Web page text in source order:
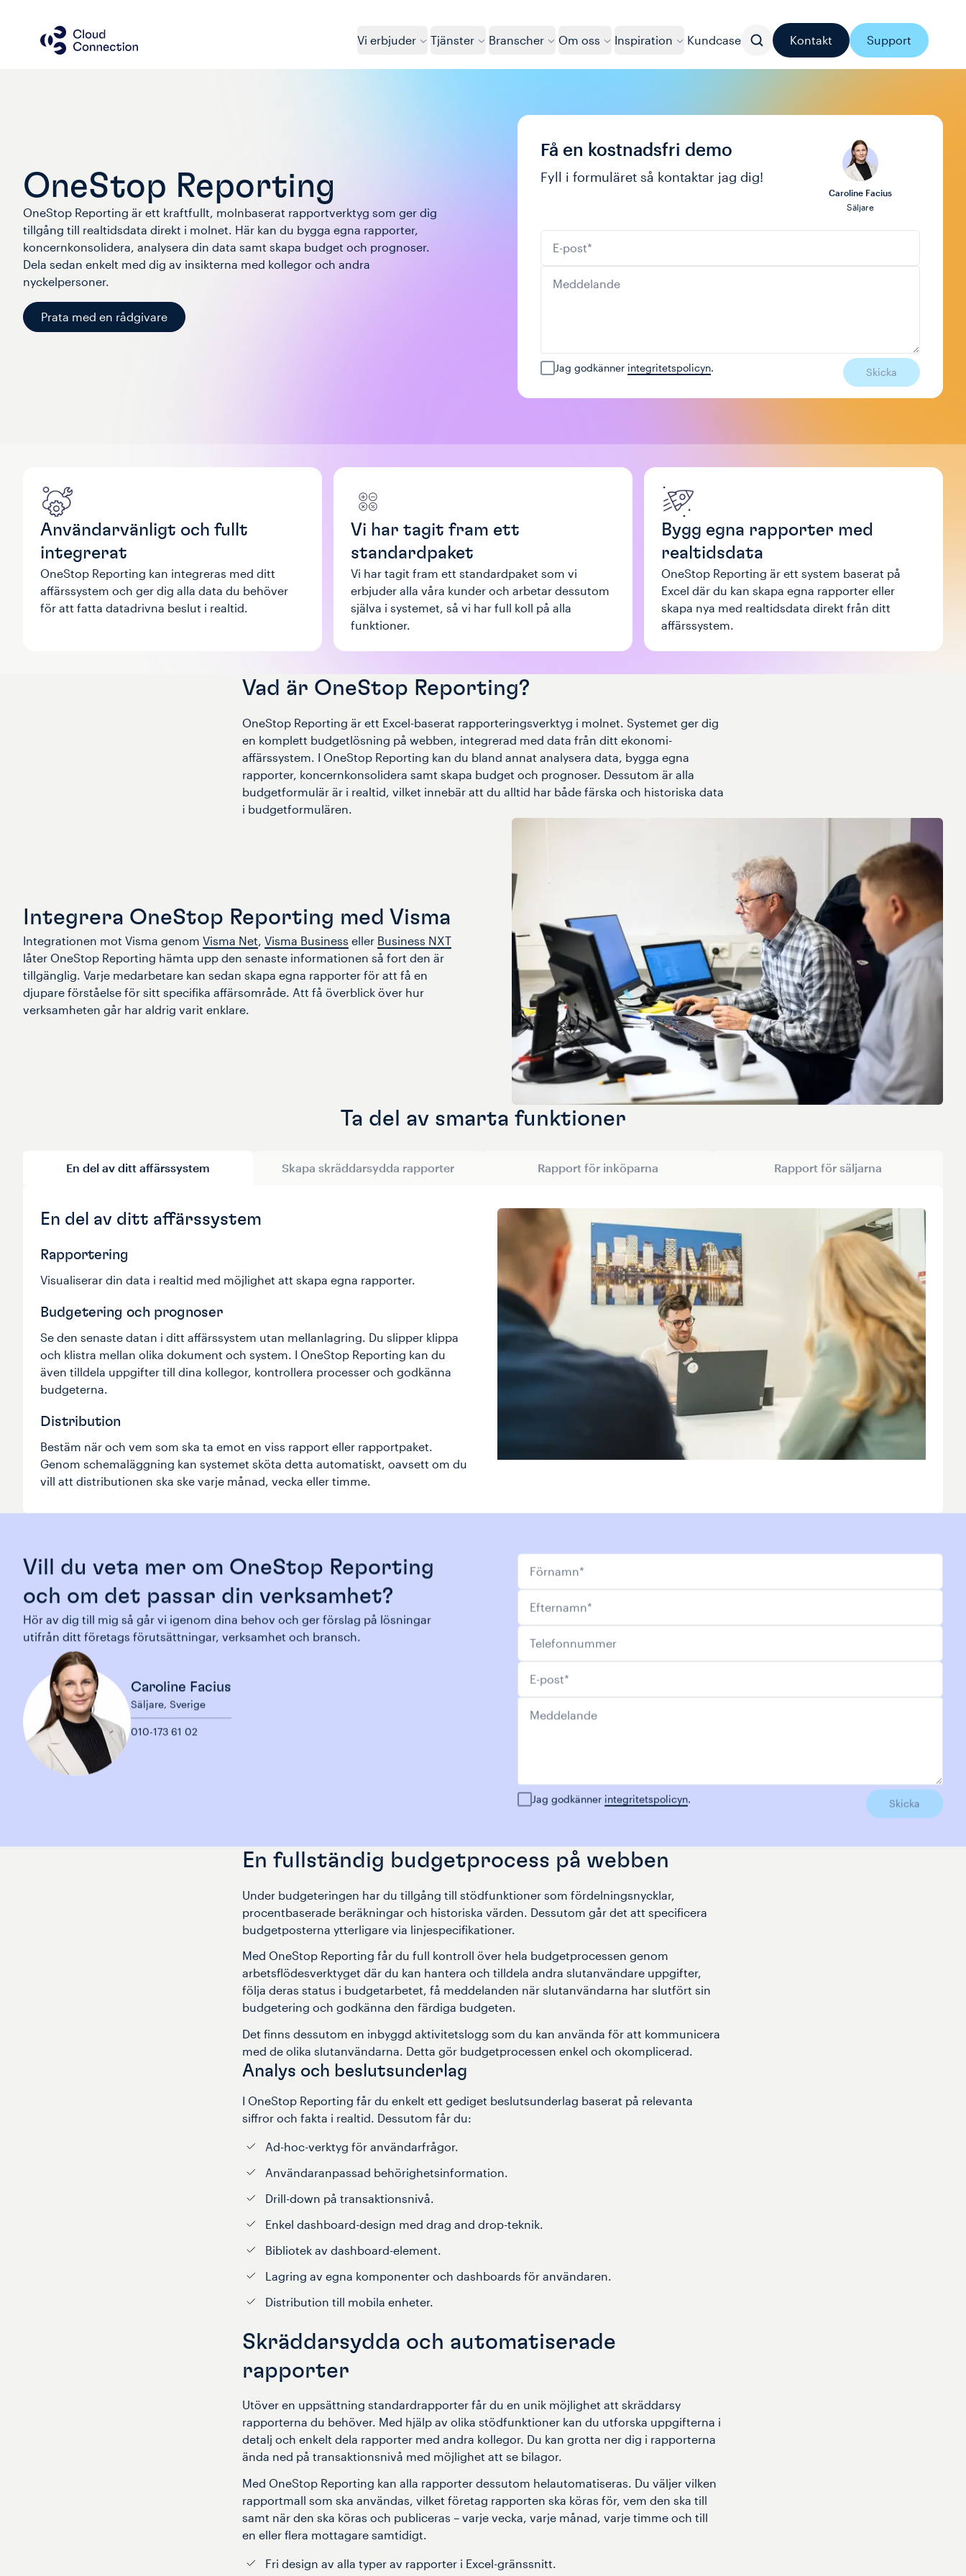
Vi erbjuder Tjänster Branscher Om oss Inspiration Kundcase Kontakt Support
OneStop Reporting
OneStop Reporting är ett kraftfullt, molnbaserat rapportverktyg som ger dig
tillgång till realtidsdata direkt i molnet. Här kan du bygga egna rapporter,
koncernkonsolidera, analysera din data samt skapa budget och prognoser.
Dela sedan enkelt med dig av insikterna med kollegor och andra
nyckelpersoner.
Prata med en rådgivare
Få en kostnadsfri demo
Fyll i formuläret så kontaktar jag dig!
Caroline Facius
Säljare
Jag godkänner integritetspolicyn. Skicka
Användarvänligt och fullt
integrerat
OneStop Reporting kan integreras med ditt
affärssystem och ger dig alla data du behöver
för att fatta datadrivna beslut i realtid.
Vi har tagit fram ett
standardpaket
Vi har tagit fram ett standardpaket som vi
erbjuder alla våra kunder och arbetar dessutom
själva i systemet, så vi har full koll på alla
funktioner.
Bygg egna rapporter med
realtidsdata
OneStop Reporting är ett system baserat på
Excel där du kan skapa egna rapporter eller
skapa nya med realtidsdata direkt från ditt
affärssystem.
Vad är OneStop Reporting?
OneStop Reporting är ett Excel-baserat rapporteringsverktyg i molnet. Systemet ger dig
en komplett budgetlösning på webben, integrerad med data från ditt ekonomi-
affärssystem. I OneStop Reporting kan du bland annat analysera data, bygga egna
rapporter, koncernkonsolidera samt skapa budget och prognoser. Dessutom är alla
budgetformulär är i realtid, vilket innebär att du alltid har både färska och historiska data
i budgetformulären.
Integrera OneStop Reporting med Visma
Integrationen mot Visma genom Visma Net, Visma Business eller Business NXT
låter OneStop Reporting hämta upp den senaste informationen så fort den är
tillgänglig. Varje medarbetare kan sedan skapa egna rapporter för att få en
djupare förståelse för sitt specifika affärsområde. Att få överblick över hur
verksamheten går har aldrig varit enklare.
Ta del av smarta funktioner
En del av ditt affärssystem Skapa skräddarsydda rapporter Rapport för inköparna Rapport för säljarna
En del av ditt affärssystem
Rapportering
Visualiserar din data i realtid med möjlighet att skapa egna rapporter.
Budgetering och prognoser
Se den senaste datan i ditt affärssystem utan mellanlagring. Du slipper klippa
och klistra mellan olika dokument och system. I OneStop Reporting kan du
även tilldela uppgifter till dina kollegor, kontrollera processer och godkänna
budgeterna.
Distribution
Bestäm när och vem som ska ta emot en viss rapport eller rapportpaket.
Genom schemaläggning kan systemet sköta detta automatiskt, oavsett om du
vill att distributionen ska ske varje månad, vecka eller timme.
Vill du veta mer om OneStop Reporting
och om det passar din verksamhet?
Hör av dig till mig så går vi igenom dina behov och ger förslag på lösningar
utifrån ditt företags förutsättningar, verksamhet och bransch.
Caroline Facius
Säljare Sverige
010-173 61 02
Jag godkänner integritetspolicyn. Skicka
En fullständig budgetprocess på webben
Under budgeteringen har du tillgång till stödfunktioner som fördelningsnycklar,
procentbaserade beräkningar och historiska värden. Dessutom går det att specificera
budgetposterna ytterligare via linjespecifikationer.
Med OneStop Reporting får du full kontroll över hela budgetprocessen genom
arbetsflödesverktyget där du kan hantera och tilldela andra slutanvändare uppgifter,
följa deras status i budgetarbetet, få meddelanden när slutanvändarna har slutfört sin
budgetering och godkänna den färdiga budgeten.
Det finns dessutom en inbyggd aktivitetslogg som du kan använda för att kommunicera
med de olika slutanvändarna. Detta gör budgetprocessen enkel och okomplicerad.
Analys och beslutsunderlag
I OneStop Reporting får du enkelt ett gediget beslutsunderlag baserat på relevanta
siffror och fakta i realtid. Dessutom får du:
Ad-hoc-verktyg för användarfrågor.
Användaranpassad behörighetsinformation.
Drill-down på transaktionsnivå.
Enkel dashboard-design med drag and drop-teknik.
Bibliotek av dashboard-element.
Lagring av egna komponenter och dashboards för användaren.
Distribution till mobila enheter.
Skräddarsydda och automatiserade
rapporter
Utöver en uppsättning standardrapporter får du en unik möjlighet att skräddarsy
rapporterna du behöver. Med hjälp av olika stödfunktioner kan du utforska uppgifterna i
detalj och enkelt dela rapporter med andra kollegor. Du kan grotta ner dig i rapporterna
ända ned på transaktionsnivå med möjlighet att se bilagor.
Med OneStop Reporting kan alla rapporter dessutom helautomatiseras. Du väljer vilken
rapportmall som ska användas, vilket företag rapporten ska köras för, vem den ska till
samt när den ska köras och publiceras – varje vecka, varje månad, varje timme och till
en eller flera mottagare samtidigt.
Fri design av alla typer av rapporter i Excel-gränssnitt.